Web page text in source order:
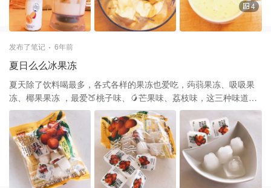
4
发布了笔记 6年前
夏日么么冰果冻
夏天除了饮料喝最多，各式各样的果冻也爱吃，蒟蒻果冻、吸吸果
冻、椰果果冻 ，最爱🍑桃子味、🥭芒果味、荔枝味，这三种味道真
的都是从不踩雷的 因为天气热，就喜欢把一部分椰果果冻冷藏，一
部分冷冻，因为早晚胃肠容易受寒，贪凉想吃时就饭后吃点冷藏
的，味道Q弹软滑，中午大热可以饭后肆无忌惮地吃冰冻的，一口含
在嘴里，冰冷的🥶，吃起来像布丁雪糕融合，口感超棒